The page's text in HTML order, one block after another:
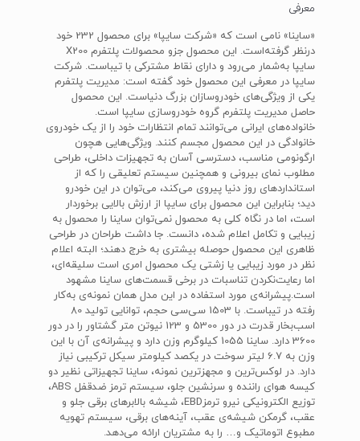
معرفی
«ساینا» نامی است که «شرکت سایپا» برای محصول 232 خود
سایپا به‌شمار می‌رود و دارای نقاط مشترکی با تیباست. شرکت
سایپا در معرفی این محصول خود گفته است: مدیریت پلتفرم
یکی از ویژگی‌های خودروسازان بزرگ دنیاست. این محصول
حاصل مدیریت پلتفرم گروه خودروسازی سایپا است.
خانواده‌های ایرانی می‌توانند تمام انتظارات خود را از یک خودروی
خانوادگی در این محصول مجسم کنند. ویژگی‌هایی هچون
ارگونومی مناسب، دسترسی آسان به تجهیزات داخلی‌، طراحی
مطلوب نمای بیرونی و همچنین سیستم تعلیقی را که از
استاندارد‌های روز دنیا پیروی می‌کند، می‌توان در این خودرو
دید؛ بنابراین این محصول برای سایپا از ارزش بالایی برخوردار
است، اما در نگاه کلی به محصول نمی‌توان ساینا را محصول به‌
زیبایی و تکامل اعلام شده، دانست. جا داشت طراحان در طراحی
ظاهری این محصول حوصله بیشتری به خرج دهند؛ البته اعلام
نظر در مورد زیبایی یا زشتی یک محصول امری است سلیقه‌ای،
اما رعایت‌نکردن تناسبات در برخی قسمت‌های ساینا مشهود
است.پیشرانه‌ی مورد استفاده در این مدل همان نمونه‌ی به‌کار
رفته در تیباست. با 1503 سی‌سی حجم، توانایی تولید 80
اسب‌بخار قدرت در دور 5300 و 123 نیوتن متر گشتاور را در دور
3600 دارد. ساینا 1055 کیلوگرم وزن دارد و پیشرانه‌ی آن با این
وزن به 6.7 لیتر سوخت در یکصد کیلومتر سیکل ترکیبی نیاز
دارد. در لوکس‌ترین و مجهزترین نمونه، ساینا تجهیزاتی نظیر دو
کیسه هوای راننده و سرنشین جلو، سیستم ترمز ضد‌قفل ‌ABS،
توزیع الکترونیکی نیرو ترمز‌EBD، شیشه بالابرهای برقی جلو و
عقب، گرمکن شیشه‌ی عقب، آینه‌های برقی، سیستم تهویه
مطبوع اتوماتیک و… را به مشتریان ارائه می‌دهد.